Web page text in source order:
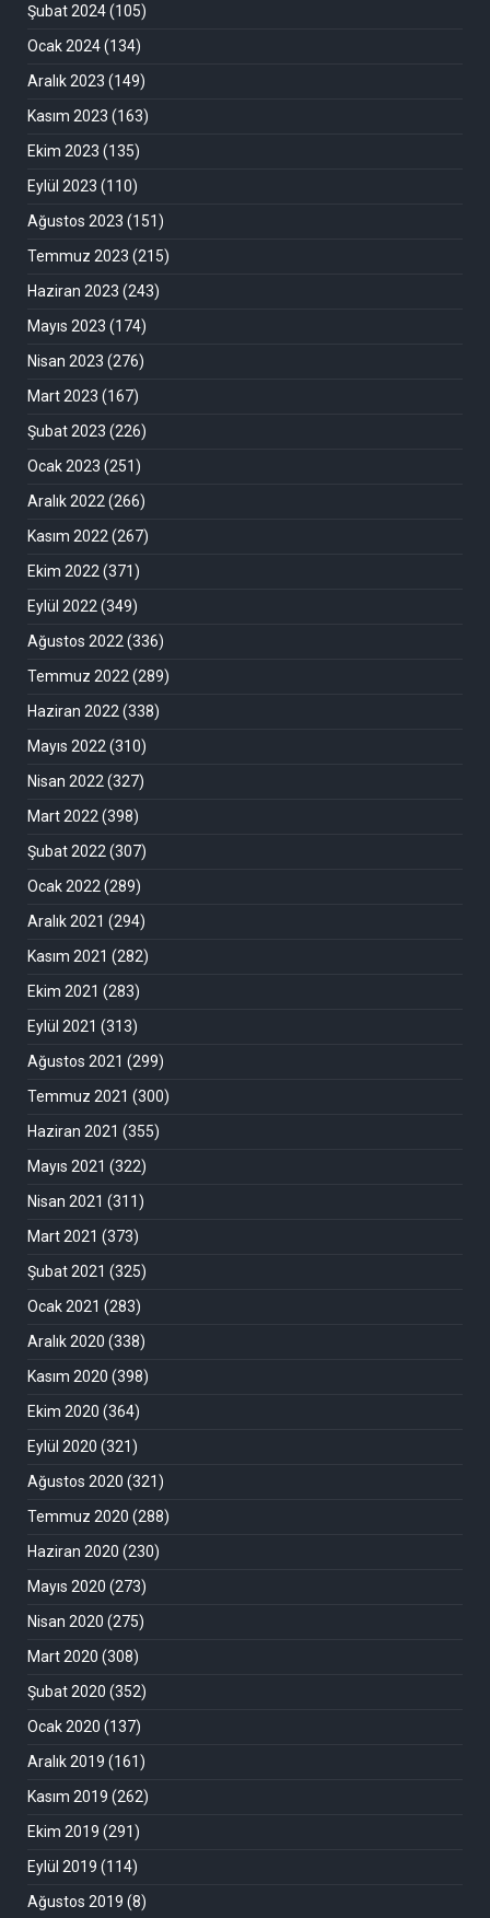
Şubat 2024(105)
Ocak 2024(134)
Aralık 2023 (149)
Kasım 2023 (163)
Ekim 2023 (135)
Eylül 2023 (110)
Ağustos 2023 (151)
Temmuz 2023 (215)
Haziran 2023 (243)
Mayıs 2023 (174)
Nisan 2023 (276)
Mart 2023 (167)
Şubat 2023 (226)
Ocak 2023 (251)
Aralık 2022 (266)
Kasım 2022 (267)
Ekim 2022 (371)
Eylül 2022 (349)
Ağustos 2022 (336)
Temmuz 2022 (289)
Haziran 2022 (338)
Mayıs 2022 (310)
Nisan 2022 (327)
Mart 2022 (398)
Şubat 2022 (307)
Ocak 2022 (289)
Aralık 2021 (294)
Kasım 2021 (282)
Ekim 2021 (283)
Eylül 2021 (313)
Ağustos 2021 (299)
Temmuz 2021 (300)
Haziran 2021 (355)
Mayıs 2021 (322)
Nisan 2021 (311)
Mart 2021 (373)
Şubat 2021 (325)
Ocak 2021 (283)
Aralık 2020 (338)
Kasım 2020 (398)
Ekim 2020 (364)
Eylül 2020 (321)
Ağustos 2020 (321)
Temmuz 2020 (288)
Haziran 2020 (230)
Mayıs 2020 (273)
Nisan 2020 (275)
Mart 2020 (308)
Şubat 2020 (352)
Ocak 2020 (137)
Aralık 2019 (161)
Kasım 2019 (262)
Ekim 2019 (291)
Eylül 2019 (114)
Ağustos 2019 (8)